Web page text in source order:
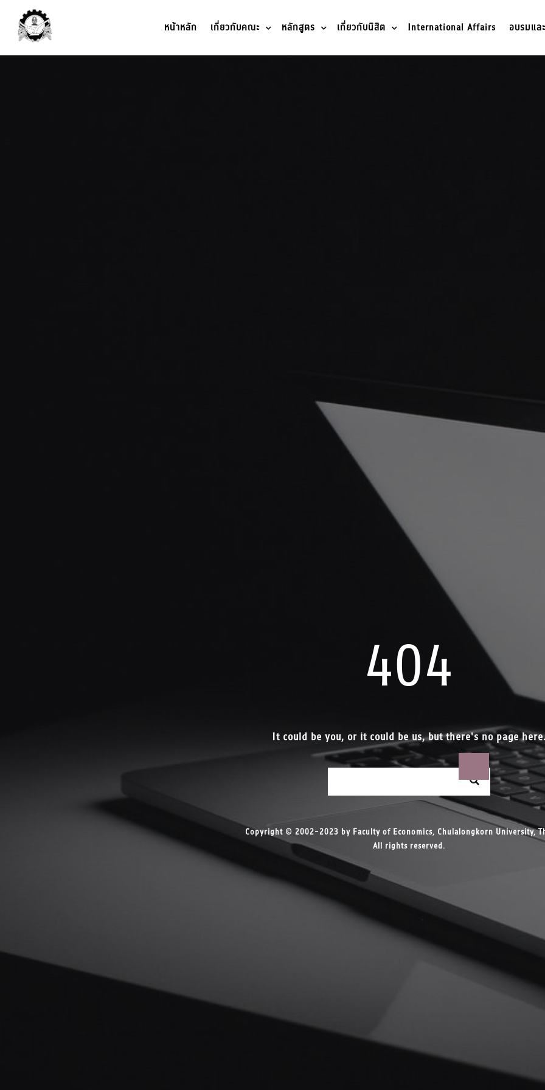
หน้าหลัก เกี่ยวกับคณะ หลักสูตร เกี่ยวกับนิสิต International Affairs อบรมแล
404
It could be you, or it could be us, but there's no page
Copyright © 2002-2023 by Faculty of Economics, Chulalongkorn University,
All rights reserved.